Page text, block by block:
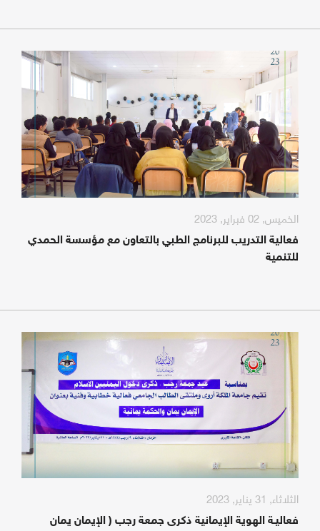
الخميس, 02 فبراير, 2023
فعالية التدريب للبرنامج الطبي بالتعاون مع مؤسسة الحمدي
للتنمية
الثلاثاء, 31 يناير, 2023
فعاليـة الهوية الإيمانية ذكرى جمعة رجب ( الإيمان يمان